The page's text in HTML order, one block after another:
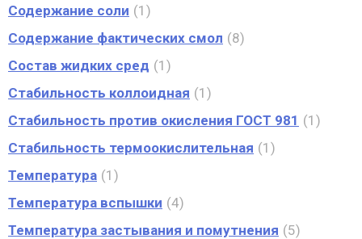
Содержание соли
1
Содержание фактических смол
8
Состав жидких сред
1
Стабильность коллоидная
1
Стабильность против окисления ГОСТ 981
1
Стабильность термоокислительная
1
Температура 1
Температура вспышки 4
Температура застывания и помутнения
5